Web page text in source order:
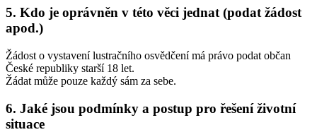
5. Kdo je oprávněn v této věci jednat (podat žádost
apod.)
Žádost o vystavení lustračního osvědčení má právo podat občan
České republiky starší 18 let.
Žádat může pouze každý sám za sebe.
6. Jaké jsou podmínky a postup pro řešení životní
situace